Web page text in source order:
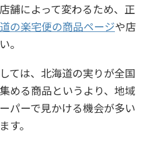
舗によって変わるため、正
の楽宅便の商品ページや店
。
ては、北海道の実りが全国
める商品というより、地域
パーで見かける機会が多い
す。